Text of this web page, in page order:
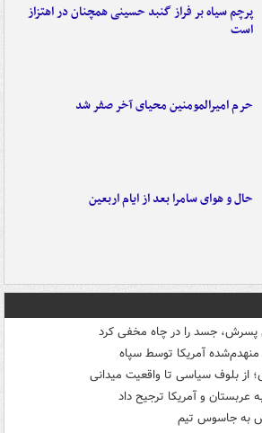
پرچم سیاه بر فراز گنبد حسینی همچنان در اهتزاز
است
حرم امیرالمومنین محیای آخر صفر شد
حال و هوای سامرا بعد از ایام اربعین
جسد را در چاه مخفی کرد
منهدم‌شده آمریکا توسط سپاه
از بلوف سیاسی تا واقعیت میدانی
عربستان و آمریکا ترجیح داد
به جاسوس تیم